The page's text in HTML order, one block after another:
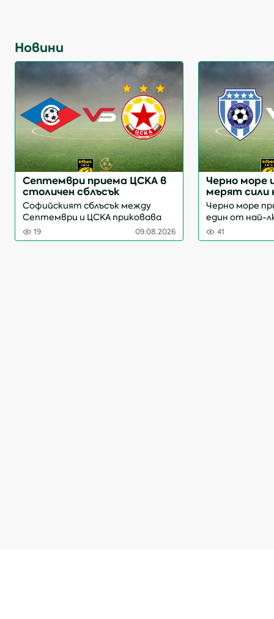
Новини
Септември приема ЦСКА в
столичен сблъсък
Софийският сблъсък между
Септември и ЦСКА приковава
вниманието в четвъртия кръг
на efbet Лига. Срещата на
19 09.08.2026
Черно море
мерят сили
Черно море
един от най-
двубои от
efbet Лига.
41